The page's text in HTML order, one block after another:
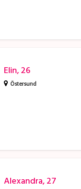
Elin, 26
Östersund
Alexandra, 27